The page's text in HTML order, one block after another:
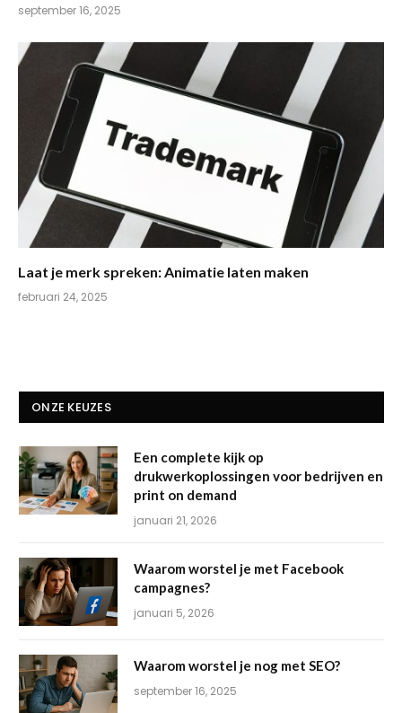
september 16, 2025
Laat je merk spreken: Animatie laten maken
februari 24, 2025
ONZE KEUZES
Een complete kijk op
drukwerkoplossingen voor bedrijven en
print on demand
januari 21, 2026
Waarom worstel je met Facebook
campagnes?
januari 5, 2026
Waarom worstel je nog met SEO?
september 16, 2025